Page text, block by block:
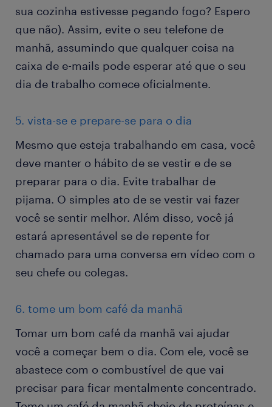
sua cozinha estivesse pegando fogo? Espero
que não). Assim, evite o seu telefone de
manhã, assumindo que qualquer coisa na
caixa de e-mails pode esperar até que o seu
dia de trabalho comece oficialmente.
5. vista-se e prepare-se para o dia
Mesmo que esteja trabalhando em casa, você
deve manter o hábito de se vestir e de se
preparar para o dia. Evite trabalhar de
pijama. O simples ato de se vestir vai fazer
você se sentir melhor. Além disso, você já
estará apresentável se de repente for
chamado para uma conversa em vídeo com o
seu chefe ou colegas.
6. tome um bom café da manhã
Tomar um bom café da manhã vai ajudar
você a começar bem o dia. Com ele, você se
abastece com o combustível de que vai
precisar para ficar mentalmente concentrado.